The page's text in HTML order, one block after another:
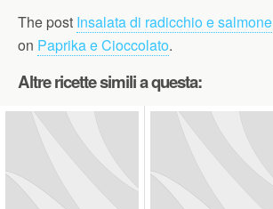
The post Insalata di radicchio e salmone
on Paprika e Cioccolato.
Altre ricette simili a questa: